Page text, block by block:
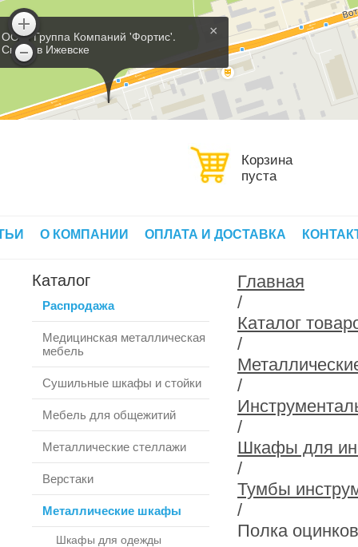
×
ООО 'Группа Компаний 'Фортис'.
Склад в Ижевске
Корзина
пуста
О КОМПАНИИ ОПЛАТА И ДОСТАВКА
Каталог
Распродажа
Медицинская металлическая
мебель
Сушильные шкафы и стойки
Мебель для общежитий
Металлические стеллажи
Верстаки
Металлические шкафы
Шкафы для одежды
Главная
/
Каталог
/
/
/
Шкафы для
/
Тумбы
/
Полка